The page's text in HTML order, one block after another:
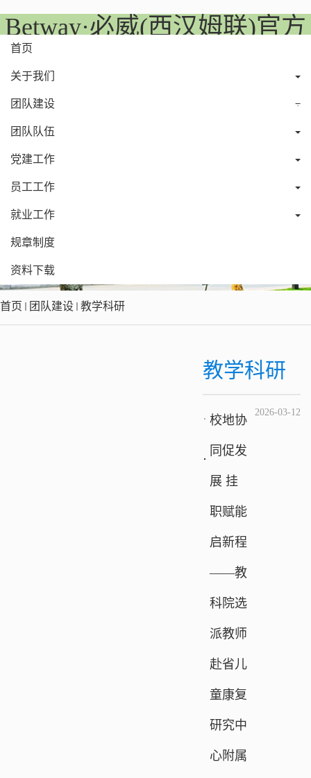
Betway·必威(西汉姆联)官方
首页
关于我们
团队建设
团队队伍
党建工作
员工工作
就业工作
规章制度
资料下载
首页 团队建设 教学科研
教学科研
校地协
同促发
展 挂
职赋能
启新程
——教
科院选
派教师
赴省儿
童康复
研究中
心附属
2026-03-12